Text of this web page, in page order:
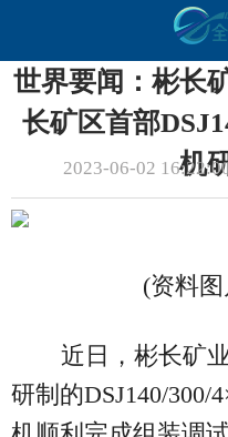
世界要闻：彬长
长矿区首部
机
2023-06-02
(资料
近日，彬长矿
研制的DSJ140/300/